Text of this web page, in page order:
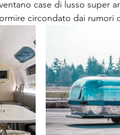
case di lusso super
circondato dai rumori